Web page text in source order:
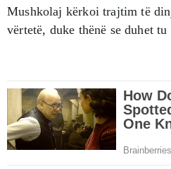
Mushkolaj kërkoi trajtim të
vërtetë, duke thënë se duhet